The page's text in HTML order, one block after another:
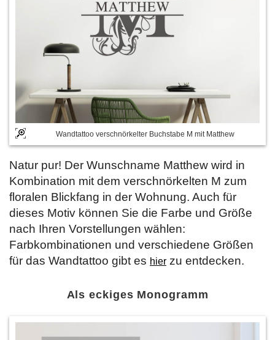
Wandtattoo verschnörkelter Buchstabe M mit Matthew
Natur pur! Der Wunschname Matthew wird in
Kombination mit dem verschnörkelten M zum
floralen Blickfang in der Wohnung. Auch für
dieses Motiv können Sie die Farbe und Größe
nach Ihren Vorstellungen wählen:
Farbkombinationen und verschiedene Größen
für das Wandtattoo gibt es hier zu entdecken.
Als eckiges Monogramm